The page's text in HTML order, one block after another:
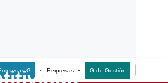
G Empresas G de Gestión